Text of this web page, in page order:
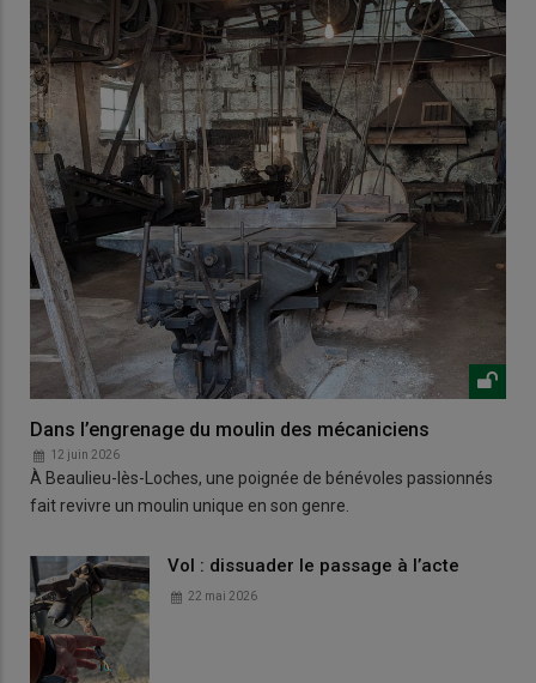
Dans l’engrenage du moulin des mécaniciens
12 juin 2026
À Beaulieu-lès-Loches, une poignée de bénévoles passionnés
fait revivre un moulin unique en son genre.
Vol : dissuader le passage à l’acte
22 mai 2026